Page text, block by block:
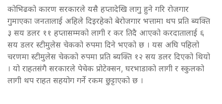
कोभिढको कारण सरकारले यसै हप्तादेखि लागु हुने गरि रोजगार
गुमाएका जनतालाई अहिले दिइरहेको बेरोजगार भत्तामा थप प्रति ब्यक्ति
३ सय डलर ११ हप्तासम्मको लागी र कर तिदै आएको करदातालाई ६
सय डलर स्टीमुलेस चेकको रुपमा दिने भएको छ । यस अघि पहिलो
चरणमा स्टीमुलेस चेकको रुपमा प्रति ब्यक्ति १२ सय डलर दिएको थियो
। यो राहतसंगै सरकारले पेचेक प्रोटेक्सन, घरभाडाको लागी र स्कुलको
लागी थप राहत सहयोग गर्ने रकम छुट्टाएको छ ।